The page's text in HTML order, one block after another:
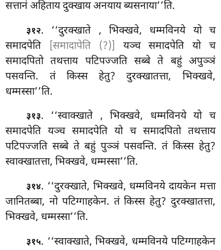
सत्तानं अहिताय दुक्खाय अनयाय ब्यसनाया’’ति.
३१२. ‘‘दुरक्खाते , भिक्खवे, धम्मविनये यो च
समादपेति
[समादापेति (?)]
यञ्च समादपेति यो च
समादपितो तथत्ताय पटिपज्जति सब्बे ते बहुं अपुञ्ञं
पसवन्ति. तं किस्स हेतु? दुरक्खातत्ता, भिक्खवे,
धम्मस्सा’’ति.
३१३. ‘‘स्वाक्खाते , भिक्खवे, धम्मविनये यो च
समादपेति यञ्च समादपेति यो च समादपितो तथत्ताय
पटिपज्जति सब्बे ते बहुं पुञ्ञं पसवन्ति. तं किस्स हेतु?
स्वाक्खातत्ता, भिक्खवे, धम्मस्सा’’ति.
३१४. ‘‘दुरक्खाते, भिक्खवे, धम्मविनये दायकेन मत्ता
जानितब्बा, नो पटिग्गाहकेन. तं किस्स हेतु? दुरक्खातत्ता,
भिक्खवे, धम्मस्सा’’ति.
३१५. ‘‘स्वाक्खाते, भिक्खवे, धम्मविनये पटिग्गाहकेन